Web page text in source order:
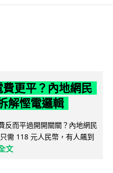
更平？內地網民
解慳電邏輯
反而平過開開關關？內地網民
需 118 元人民幣，有人飆到
文